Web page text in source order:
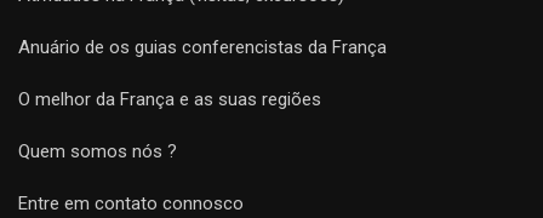
Anuário de os guias conferencistas da França
O melhor da França e as suas regiões
Quem somos nós ?
Entre em contato connosco